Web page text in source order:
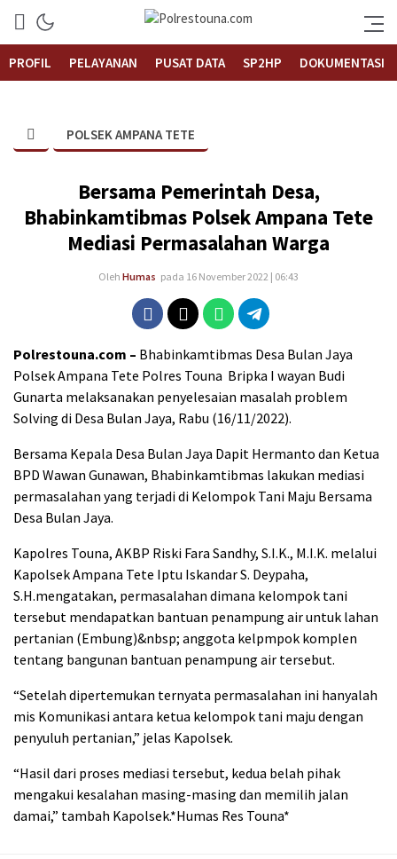
PROFIL
PELAYANAN PUSAT DATA SP2HP DOKUMENTASI
POLSEK AMPANA TETE
Bersama Pemerintah Desa,
Bhabinkamtibmas Polsek Ampana Tete
Mediasi Permasalahan Warga
Oleh Humas pada 16 November 2022 | 06:43
Polrestouna.com – Bhabinkamtibmas Desa Bulan Jaya
Polsek Ampana Tete Polres Touna Bripka I wayan Budi
Gunarta melaksanakan penyelesaian masalah problem
Solving di Desa Bulan Jaya, Rabu (16/11/2022).
Bersama Kepala Desa Bulan Jaya Dapit Hermanto dan Ketua
BPD Wawan Gunawan, Bhabinkamtibmas lakukan mediasi
permasalahan yang terjadi di Kelompok Tani Maju Bersama
Desa Bulan Jaya.
Kapolres Touna, AKBP Riski Fara Sandhy, S.I.K., M.I.K. melalui
Kapolsek Ampana Tete Iptu Iskandar S. Deypaha,
S.H.mengatakan, permasalahan dimana kelompok tani
tersebut mendapatkan bantuan penampung air untuk lahan
pertanian (Embung)&nbsp; anggota kelpmpok komplen
tentang bangunan bantuan penampung air tersebut.
“Setelah dipertemukan ternyata permasalahan ini hanyalah
mis Komunikasi antara ketua kelompok tani maju dengan
penyuluh pertanian,” jelas Kapolsek.
“Hasil dari proses mediasi tersebut, kedua belah pihak
mengakui kesalahan masing-masing dan memilih jalan
damai,” tambah Kapolsek.*Humas Res Touna*